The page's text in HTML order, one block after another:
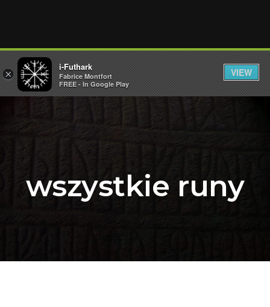
wszystkie runy
×
i-Futhark
Fabrice Montfort
FREE - In Google Play
VIEW